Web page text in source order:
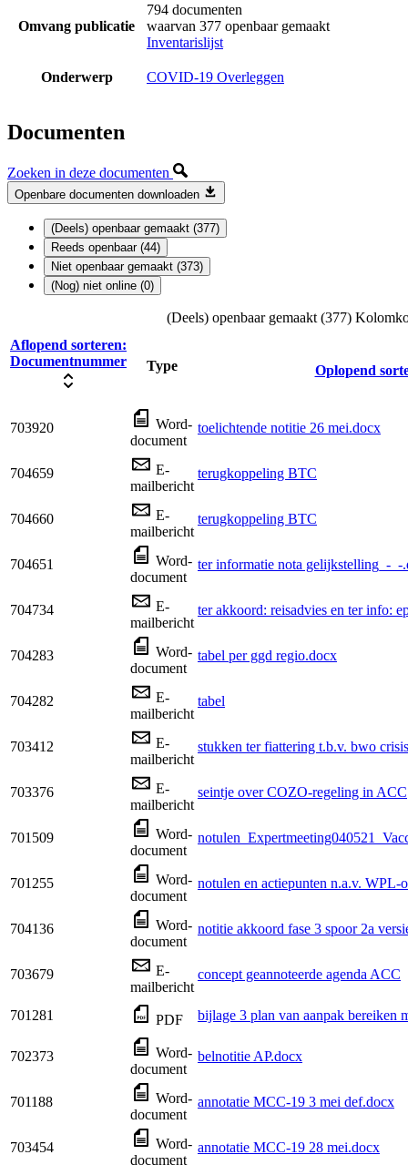
Omvang publicatie
794 documenten
waarvan 377 openbaar gemaakt
Inventarislijst
Onderwerp COVID-19 Overleggen
Documenten
Zoeken in deze documenten
Openbare documenten downloaden
(Deels) openbaar gemaakt (377)
Reeds openbaar (44)
Niet openbaar gemaakt (373)
(Nog) niet online (0)
(Deels) openbaar gemaakt (377)
Aflopend sorteren:
Documentnummer
Type Oplopend
703920
Word-
document
toelichtende notitie 26 mei.docx
704659
E-
mailbericht
terugkoppeling BTC
704660
E-
mailbericht
terugkoppeling BTC
704651
Word-
document
ter informatie nota gelijkstelling_-_-
704734
E-
mailbericht
ter akkoord: reisadvies en ter info:
704283
Word-
document
tabel per ggd regio.docx
704282
E-
mailbericht
tabel
703412
E-
mailbericht
stukken ter fiattering t.b.v. bwo
703376
E-
mailbericht
seintje over COZO-regeling in ACC
701509
Word-
document
701255
Word-
document
notulen en actiepunten n.a.v.
704136
Word-
document
notitie akkoord fase 3 spoor 2a
703679
E-
mailbericht
concept geannoteerde agenda ACC
701281 PDF bijlage 3 plan van aanpak bereiken
702373
Word-
document
belnotitie AP.docx
701188
Word-
document
annotatie MCC-19 3 mei def.docx
703454
Word-
document
annotatie MCC-19 28 mei.docx